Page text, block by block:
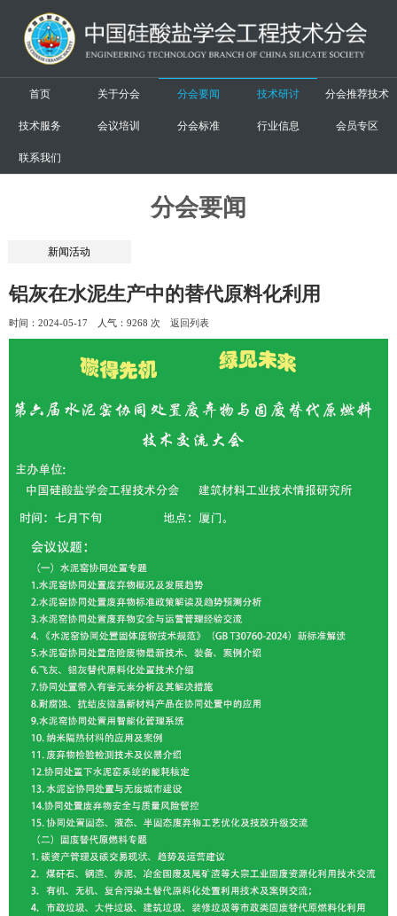
首页 关于分会 分会要闻 技术研讨 分会推荐技术
技术服务 会议培训 分会标准 行业信息 会员专区
联系我们
分会要闻
新闻活动
铝灰在水泥生产中的替代原料化利用
时间：2024-05-17 人气： 9268 次 返回列表